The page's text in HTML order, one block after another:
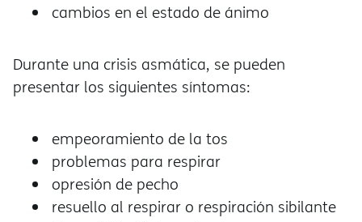
cambios en el estado de ánimo
Durante una crisis asmática, se pueden
presentar los siguientes síntomas:
empeoramiento de la tos
problemas para respirar
opresión de pecho
resuello al respirar o respiración sibilante